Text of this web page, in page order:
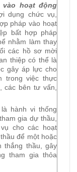
vào hoạt động
dụng chức vụ,
pháp vào hoạt
bất hợp pháp
nhằm làm thay
các hồ sơ mời
thiệp có thể là
gây áp lực cho
trong việc thực
các bên tư vấn,
hành vi thống
gia dự thầu,
cho các hoạt
để một hoặc
thắng thầu, gây
tham gia thỏa